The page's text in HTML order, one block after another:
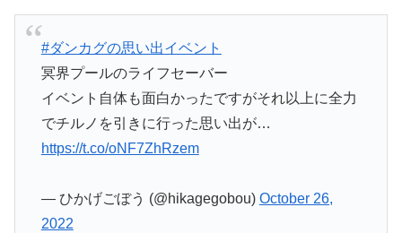
#ダンカグの思い出イベント
冥界プールのライフセーバー
イベント自体も面白かったですがそれ以上に全力
でチルノを引きに行った思い出が…
https://t.co/oNF7ZhRzem
— ひかげごぼう (@hikagegobou) October 26,
2022